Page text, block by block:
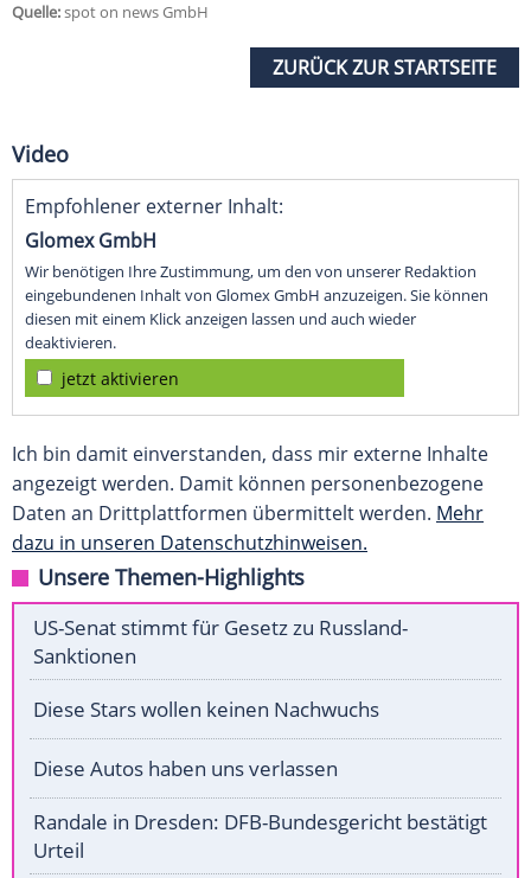
Quelle:spot on news GmbH
ZURÜCK ZUR STARTSEITE
Video
Empfohlener externer Inhalt:
Glomex GmbH
Wir benötigen Ihre Zustimmung, um den von unserer Redaktion
eingebundenen Inhalt von Glomex GmbH anzuzeigen. Sie können
diesen mit einem Klick anzeigen lassen und auch wieder
deaktivieren.
jetzt aktivieren
Ich bin damit einverstanden, dass mir externe Inhalte
angezeigt werden. Damit können personenbezogene
Daten an Drittplattformen übermittelt werden. Mehr
dazu in unseren Datenschutzhinweisen.
Unsere Themen-Highlights
US-Senat stimmt für Gesetz zu Russland-
Sanktionen
Diese Stars wollen keinen Nachwuchs
Diese Autos haben uns verlassen
Randale in Dresden: DFB-Bundesgericht bestätigt
Urteil